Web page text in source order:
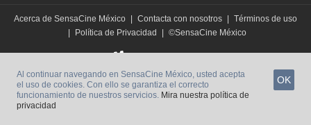
Acerca de SensaCine México | Contacta con nosotros | Términos de uso
|
Política de Privacidad | ©SensaCine México
Al continuar navegando en SensaCine México, usted acepta
el uso de cookies. Con ello se garantiza el correcto
funcionamiento de nuestros servicios. Mira nuestra política de
privacidad
OK